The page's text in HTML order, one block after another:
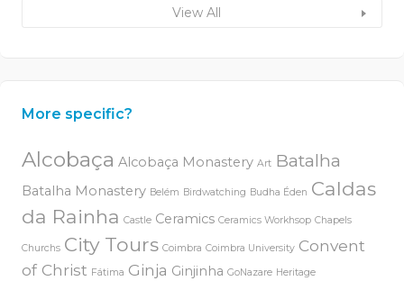
View All
More specific?
Alcobaça Alcobaça Monastery Art Batalha
Batalha Monastery Belém Birdwatching Budha Éden Caldas
da Rainha Castle Ceramics Ceramics Workhsop Chapels
Churchs City Tours Coimbra Coimbra University Convent
of Christ Fátima Ginja Ginjinha GoNazare Heritage